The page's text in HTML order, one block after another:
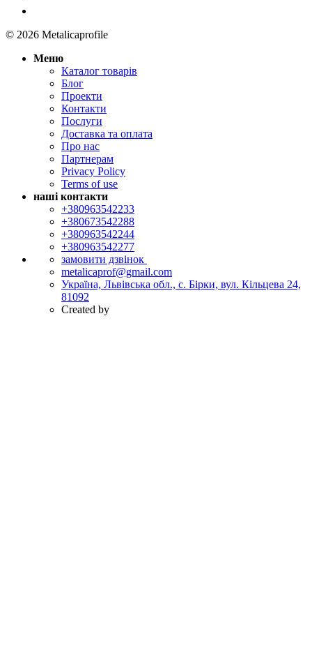
© 2026 Metalicaprofile
Меню
Каталог товарів
Блог
Проекти
Контакти
Послуги
Доставка та оплата
Про нас
Партнерам
Privacy Policy
Terms of use
наші контакти
+380963542233
+380673542288
+380963542244
+380963542277
замовити дзвінок
metalicaprof@gmail.com
Україна, Львівська обл., с. Бірки, вул. Кільцева 24,
81092
Created by